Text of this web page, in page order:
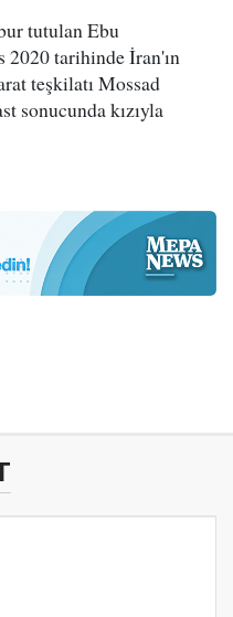
tutulan Ebu
tarihinde İran'ın
teşkilatı Mossad
sonucunda kızıyla